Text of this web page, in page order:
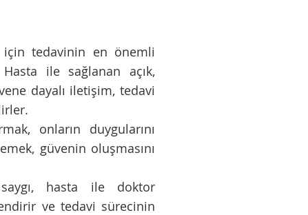
tedavinin en önemli
ile sağlanan açık,
dayalı iletişim, tedavi
onların duygularını
güvenin oluşmasını
hasta ile doktor
ve tedavi sürecinin